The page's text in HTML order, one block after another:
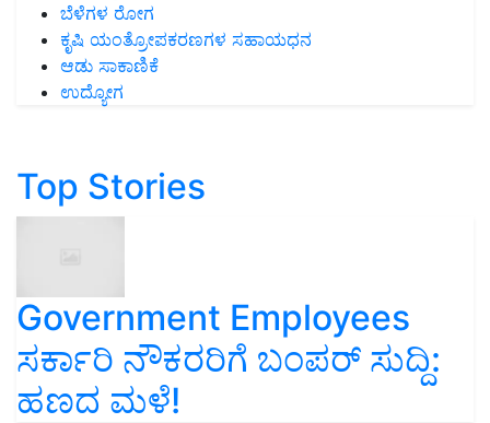
ಬೆಳೆಗಳ ರೋಗ
ಕೃಷಿ ಯಂತ್ರೋಪಕರಣಗಳ ಸಹಾಯಧನ
ಆಡು ಸಾಕಾಣಿಕೆ
ಉದ್ಯೋಗ
Top Stories
Government Employees
ಸರ್ಕಾರಿ ನೌಕರರಿಗೆ ಬಂಪರ್‌ ಸುದ್ದಿ:
ಹಣದ ಮಳೆ!